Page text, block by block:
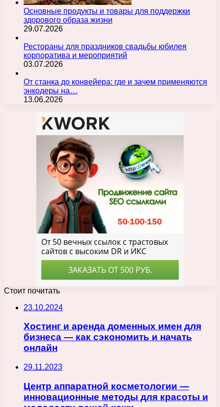
Основные продукты и товары для поддержки
здорового образа жизни
29.07.2026
Рестораны для праздников свадьбы юбилея
корпоратива и мероприятий
03.07.2026
От станка до конвейера: где и зачем применяются
энкодеры на…
13.06.2026
Стоит почитать
23.10.2024
Хостинг и аренда доменных имен для
бизнеса — как сэкономить и начать
онлайн
29.11.2023
Центр аппаратной косметологии —
инновационные методы для красоты и